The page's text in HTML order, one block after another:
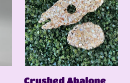
Crushed Abalone